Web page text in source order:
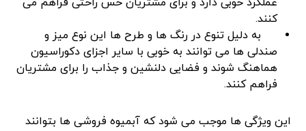
کنند.
به دلیل تنوع در رنگ ها و طرح ها این نوع میز و
صندلی ها می توانند به خوبی با سایر اجزای دکوراسیون
هماهنگ شوند و فضایی دلنشین و جذاب را برای مشتریان
فراهم کنند.
این ویژگی ها موجب می شود که آبمیوه فروشی ها بتوانند